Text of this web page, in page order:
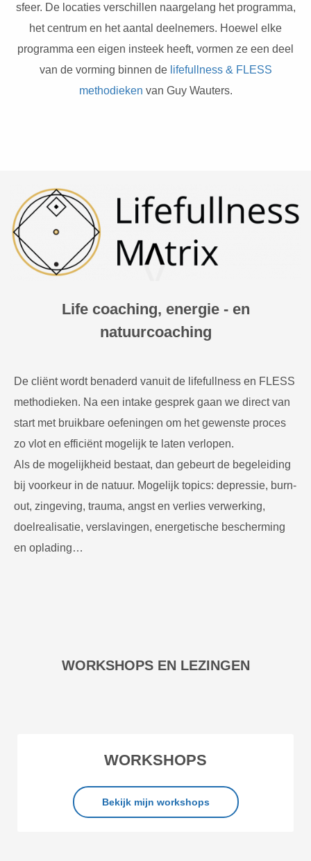
sfeer. De locaties verschillen naargelang het programma,
het centrum en het aantal deelnemers. Hoewel elke
programma een eigen insteek heeft, vormen ze een deel
van de vorming binnen de lifefullness & FLESS
methodieken van Guy Wauters.
Life coaching, energie - en
natuurcoaching
De cliënt wordt benaderd vanuit de lifefullness en FLESS
methodieken. Na een intake gesprek gaan we direct van
start met bruikbare oefeningen om het gewenste proces
zo vlot en efficiënt mogelijk te laten verlopen.
Als de mogelijkheid bestaat, dan gebeurt de begeleiding
bij voorkeur in de natuur. Mogelijk topics: depressie, burn-
out, zingeving, trauma, angst en verlies verwerking,
doelrealisatie, verslavingen, energetische bescherming
en oplading…
WORKSHOPS EN LEZINGEN
WORKSHOPS
Bekijk mijn workshops